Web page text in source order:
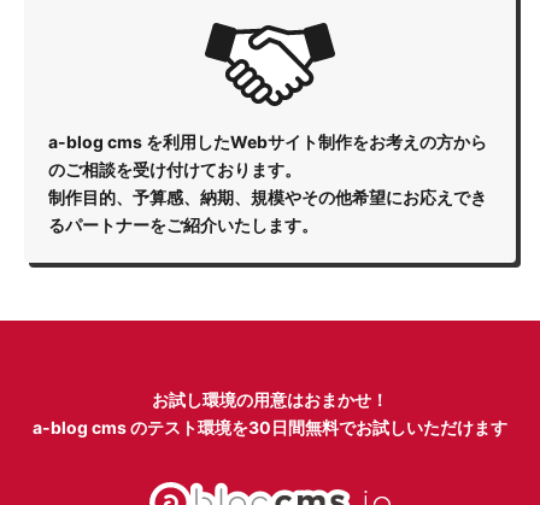
a-blog cms を利用したWebサイト制作をお考えの方から
のご相談を受け付けております。
制作目的、予算感、納期、規模やその他希望にお応えでき
るパートナーをご紹介いたします。
お試し環境の用意はおまかせ！
a-blog cms のテスト環境を30日間無料でお試しいただけます